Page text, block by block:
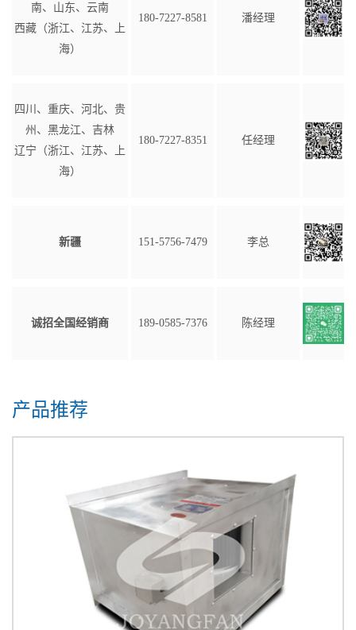
南、山东、云南
西藏（浙江、江苏、上
海）
180-7227-8581 潘经理
四川、重庆、河北、贵
州、黑龙江、吉林
辽宁（浙江、江苏、上
海）
180-7227-8351 任经理
新疆 151-5756-7479 李总
诚招全国经销商 189-0585-7376 陈经理
产品推荐